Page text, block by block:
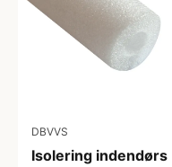
DBVVS
Isolering indendørs